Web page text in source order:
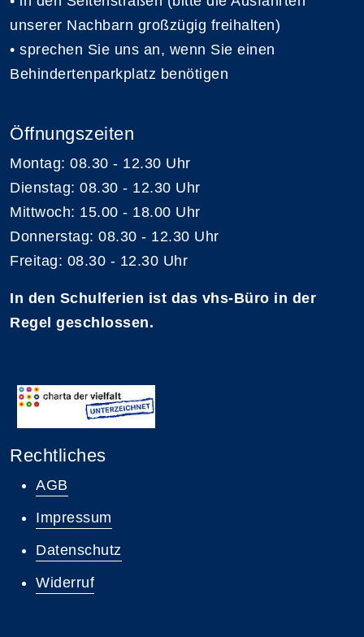
unserer Nachbarn großzügig freihalten)
• sprechen Sie uns an, wenn Sie einen
Behindertenparkplatz benötigen
Öffnungszeiten
Montag: 08.30 - 12.30 Uhr
Dienstag: 08.30 - 12.30 Uhr
Mittwoch: 15.00 - 18.00 Uhr
Donnerstag: 08.30 - 12.30 Uhr
Freitag: 08.30 - 12.30 Uhr
In den Schulferien ist das vhs-Büro in der
Regel geschlossen.
Rechtliches
AGB
Impressum
Datenschutz
Widerruf